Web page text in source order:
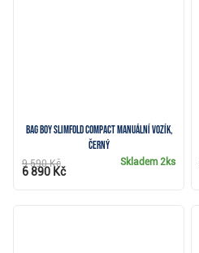
Bag Boy Slimfold Compact manuální vozík,
černý
Skladem 2ks
9 590 Kč
6 890 Kč